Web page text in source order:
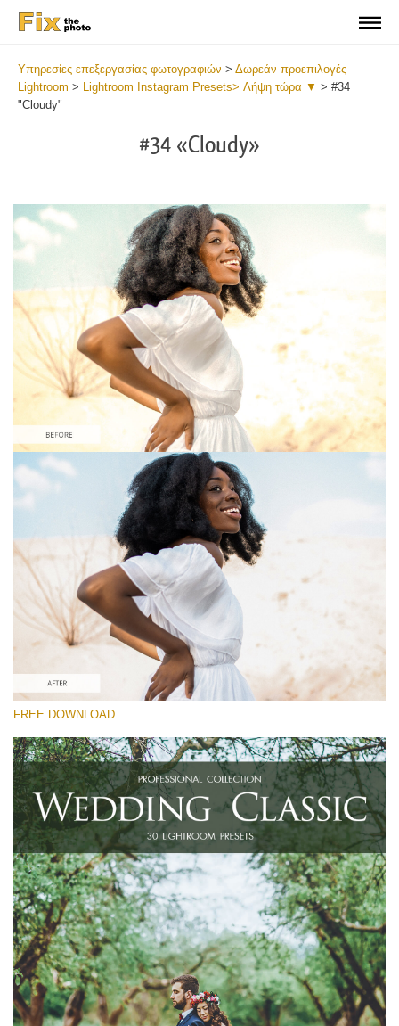
Υπηρεσίες επεξεργασίας φωτογραφιών > Δωρεάν προεπιλογές
Lightroom > Lightroom Instagram Presets> Λήψη τώρα ▼ > #34
"Cloudy"
#34 «Cloudy»
Please select
Free Instagram Preset #34
Wedding Classic
(30 Lr Presets)
Luxe Wedding
(230 Lr Presets)
(2067 Lr Presets)
Free download
FREE DOWNLOAD